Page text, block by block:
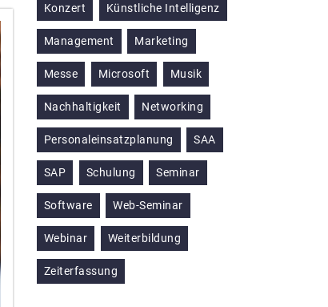
Konzert Künstliche Intelligenz
Management Marketing
Messe Microsoft Musik
Nachhaltigkeit Networking
Personaleinsatzplanung SAA
SAP Schulung Seminar
Software Web-Seminar
Webinar Weiterbildung
Zeiterfassung